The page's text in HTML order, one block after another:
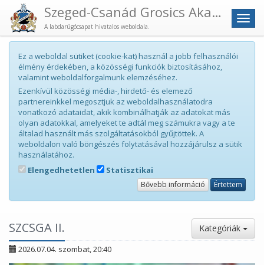
Menü
Szeged-Csanád Grosics Akadémia
A labdarúgócsapat hivatalos weboldala.
Ez a weboldal sütiket (cookie-kat) használ a jobb felhasználói
élmény érdekében, a közösségi funkciók biztosításához,
valamint weboldalforgalmunk elemzéséhez.
Ezenkívül közösségi média-, hirdető- és elemező
partnereinkkel megosztjuk az weboldalhasználatodra
vonatkozó adataidat, akik kombinálhatják az adatokat más
olyan adatokkal, amelyeket te adtál meg számukra vagy a te
általad használt más szolgáltatásokból gyűjtöttek. A
weboldalon való böngészés folytatásával hozzájárulsz a sütik
használatához.
Elengedhetetlen
Statisztikai
Bővebb információ Értettem
SZCSGA II. Kategóriák
2026.07.04. szombat, 20:40